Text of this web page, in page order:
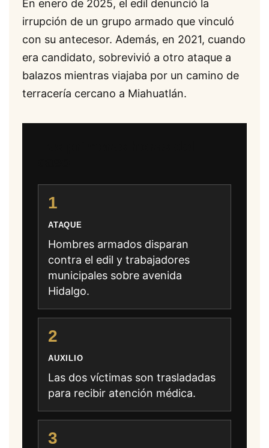
En enero de 2025, el edil denunció la
irrupción de un grupo armado que vinculó
con su antecesor. Además, en 2021, cuando
era candidato, sobrevivió a otro ataque a
balazos mientras viajaba por un camino de
terracería cercano a Miahuatlán.
1
ATAQUE
Hombres armados disparan
contra el edil y trabajadores
municipales sobre avenida
Hidalgo.
2
AUXILIO
Las dos víctimas son trasladadas
para recibir atención médica.
3